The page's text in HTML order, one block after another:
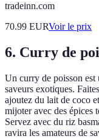
tradeinn.com
70.99 EURVoir le prix
6. Curry de
Un curry de poisson est
saveurs exotiques.
ajoutez du lait de coco
mijoter avec des épices
Servez avec du riz
ravira les amateurs de